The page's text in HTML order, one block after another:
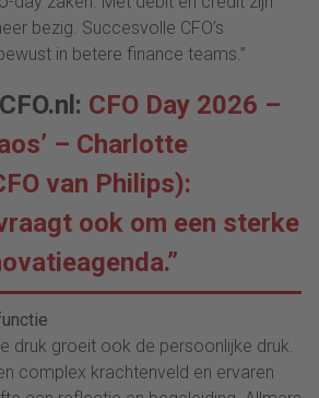
bezig. Succesvolle CFO’s
in betere finance teams.”
CFO Day 2026 –
– Charlotte
van Philips):
ook om een sterke
druk groeit ook de persoonlijke druk.
complex krachtenveld en ervaren